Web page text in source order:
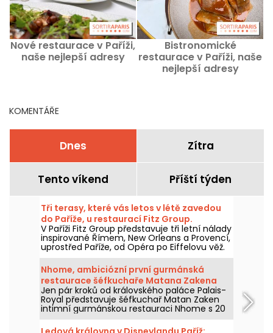
Nové restaurace v Paříži,
naše nejlepší adresy
Bistronomické
restaurace v Paříži, naše
nejlepší adresy
KOMENTÁŘE
Dnes Zítra
Tento víkend Příští týden
Tři terasy, které vás letos v létě zavedou
do Paříže, u restaurací Fitz Group.
V Paříži Fitz Group představuje tři letní nálady
inspirované Římem, New Orleans a Provencí,
uprostřed Paříže, od Opéra po Eiffelovu věž.
Každá adresa, díky své terase, nabízí zcela
samostatnou zastávku, aniž byste museli
opustit hlavní město.
Nhome, ambiciózní první gurmánská
restaurace šéfkuchaře Matana Zakena
Jen pár kroků od královského paláce Palais-
Royal představuje šéfkuchař Matan Zaken
intimní gurmánskou restauraci Nhome s 20
místy a jedinečným a ambiciózním
degustačním menu.